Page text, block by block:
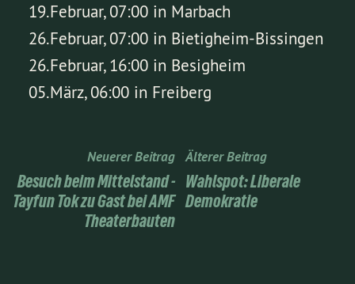
19.Februar, 07:00 in Marbach
26.Februar, 07:00 in Bietigheim-Bissingen
26.Februar, 16:00 in Besigheim
05.März, 06:00 in Freiberg
Neuerer Beitrag
Besuch beim Mittelstand -
Tayfun Tok zu Gast bei AMF
Theaterbauten
Älterer Beitrag
Wahlspot: Liberale
Demokratie